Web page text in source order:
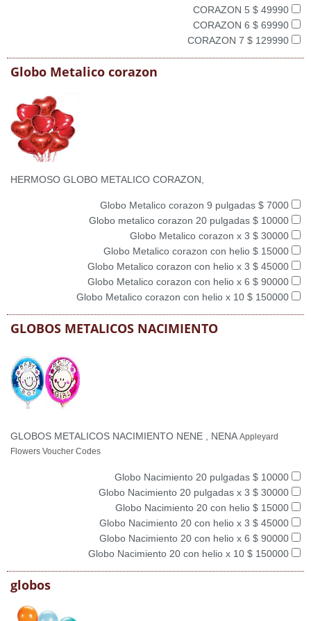
CORAZON 5 $ 49990
CORAZON 6 $ 69990
CORAZON 7 $ 129990
Globo Metalico corazon
HERMOSO GLOBO METALICO CORAZON,
Globo Metalico corazon 9 pulgadas $ 7000
Globo metalico corazon 20 pulgadas $ 10000
Globo Metalico corazon x 3 $ 30000
Globo Metalico corazon con helio $ 15000
Globo Metalico corazon con helio x 3 $ 45000
Globo Metalico corazon con helio x 6 $ 90000
Globo Metalico corazon con helio x 10 $ 150000
GLOBOS METALICOS NACIMIENTO
GLOBOS METALICOS NACIMIENTO NENE , NENA Appleyard
Flowers Voucher Codes
Globo Nacimiento 20 pulgadas $ 10000
Globo Nacimiento 20 pulgadas x 3 $ 30000
Globo Nacimiento 20 con helio $ 15000
Globo Nacimiento 20 con helio x 3 $ 45000
Globo Nacimiento 20 con helio x 6 $ 90000
Globo Nacimiento 20 con helio x 10 $ 150000
globos